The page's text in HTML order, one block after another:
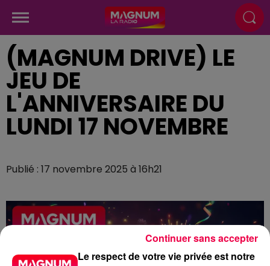
(MAGNUM DRIVE) LE
JEU DE
L'ANNIVERSAIRE DU
LUNDI 17 NOVEMBRE
Publié : 17 novembre 2025 à 16h21
Le respect de votre vie privée est notre
Continuer sans accepter